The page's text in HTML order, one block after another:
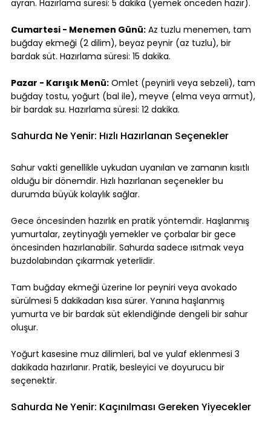
ayran. Hazırlama süresi: 5 dakika (yemek önceden hazır).
Cumartesi - Menemen Günü: Az tuzlu menemen, tam
buğday ekmeği (2 dilim), beyaz peynir (az tuzlu), bir
bardak süt. Hazırlama süresi: 15 dakika.
Pazar - Karışık Menü: Omlet (peynirli veya sebzeli), tam
buğday tostu, yoğurt (bal ile), meyve (elma veya armut),
bir bardak su. Hazırlama süresi: 12 dakika.
Sahurda Ne Yenir: Hızlı Hazırlanan Seçenekler
Sahur vakti genellikle uykudan uyanılan ve zamanın kısıtlı
olduğu bir dönemdir. Hızlı hazırlanan seçenekler bu
durumda büyük kolaylık sağlar.
Gece öncesinden hazırlık en pratik yöntemdir. Haşlanmış
yumurtalar, zeytinyağlı yemekler ve çorbalar bir gece
öncesinden hazırlanabilir. Sahurda sadece ısıtmak veya
buzdolabından çıkarmak yeterlidir.
Tam buğday ekmeği üzerine lor peyniri veya avokado
sürülmesi 5 dakikadan kısa sürer. Yanına haşlanmış
yumurta ve bir bardak süt eklendiğinde dengeli bir sahur
oluşur.
Yoğurt kasesine muz dilimleri, bal ve yulaf eklenmesi 3
dakikada hazırlanır. Pratik, besleyici ve doyurucu bir
seçenektir.
Sahurda Ne Yenir: Kaçınılması Gereken Yiyecekler